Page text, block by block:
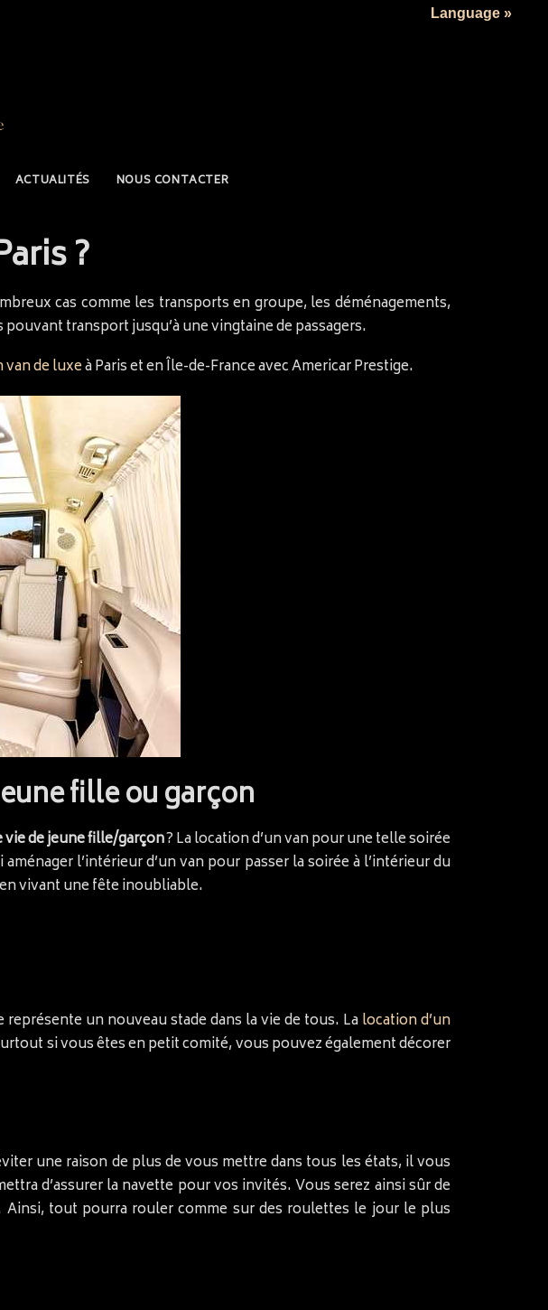
ACTUALITÉS NOUS CONTACTER
?
cas comme les transports en groupe, les déménagements,
transport jusqu’à une vingtaine de passagers.
van de luxeà Paris et en Île-de-France avec Americar Prestige.
fille ou garçon
de jeune fille/garçon? La location d’un van pour une telle soirée
l’intérieur d’un van pour passer la soirée à l’intérieur du
vivant une fête inoubliable.
un nouveau stade dans la vie de tous. Lalocation d’un
si vous êtes en petit comité, vous pouvez également décorer
une raison de plus de vous mettre dans tous les états, il vous
d’assurer la navette pour vos invités. Vous serez ainsi sûr de
tout pourra rouler comme sur des roulettes le jour le plus
Language »